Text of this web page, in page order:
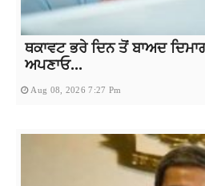
ਥਕਾਵਟ ਭਰੇ ਦਿਨ ਤੋਂ ਬਾਅਦ
ਅਪਣਾਓ...
Aug 08, 2026 7:27 Pm